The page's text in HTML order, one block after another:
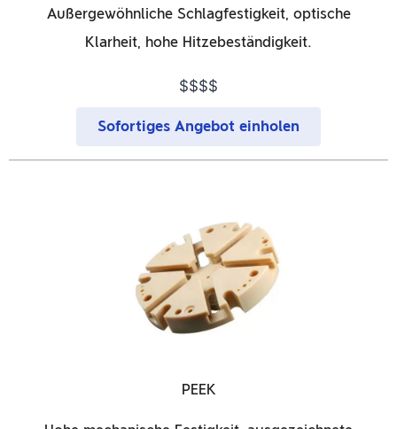
Außergewöhnliche Schlagfestigkeit, optische
Klarheit, hohe Hitzebeständigkeit.
$$$$
Sofortiges Angebot einholen
PEEK